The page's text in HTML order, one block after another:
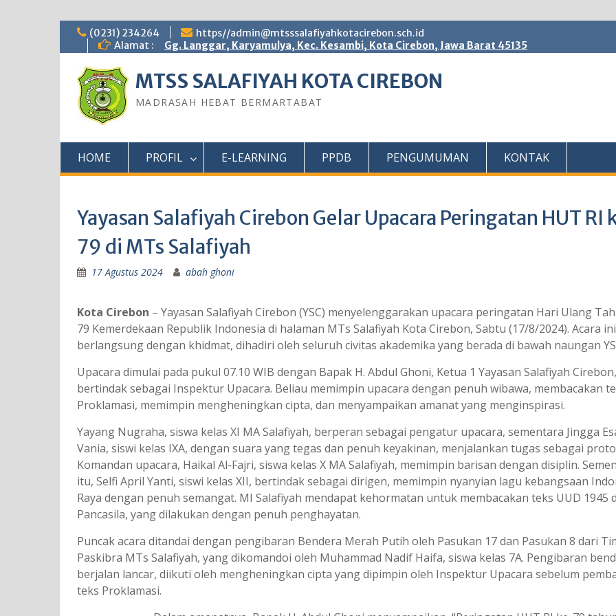
Skip
content
(0231) 234264
https//admin@mtsssalafiyahkotacirebon.sch.id
Alamat :
Gg. Langgar, Karyamulya, Kec. Kesambi, Kota Cirebon, Jawa Barat 45135
MTSS SALAFIYAH KOTA CIREBON
MADRASAH HEBAT BERMARTABAT
HOME PROFIL E-LEARNING PPDB PENGUMUMAN KONTAK
Yayasan Salafiyah Cirebon Gelar Upacara Peringatan HUT RI
79 di MTs Salafiyah
17 Agustus 2024 abah ghoni
Kota Cirebon – Yayasan Salafiyah Cirebon (YSC) menyelenggarakan upacara peringatan Hari Ulang
79 Kemerdekaan Republik Indonesia di halaman MTs Salafiyah Kota Cirebon, Sabtu (17/8/2024). Acara ini
berlangsung dengan khidmat, dihadiri oleh seluruh civitas akademika yang berada di bawah naungan
Upacara dimulai pada pukul 07.10 WIB dengan Bapak H. Abdul Ghoni, Ketua 1 Yayasan Salafiyah Cirebon,
bertindak sebagai Inspektur Upacara. Beliau memimpin upacara dengan penuh wibawa, membacakan
Proklamasi, memimpin mengheningkan cipta, dan menyampaikan amanat yang menginspirasi.
Yayang Nugraha, siswa kelas XI MA Salafiyah, berperan sebagai pengatur upacara, sementara Jingga
Vania, siswi kelas IXA, dengan suara yang tegas dan penuh keyakinan, menjalankan tugas sebagai
Komandan upacara, Haikal Al-Fajri, siswa kelas X MA Salafiyah, memimpin barisan dengan disiplin.
itu, Selfi April Yanti, siswi kelas XII, bertindak sebagai dirigen, memimpin nyanyian lagu kebangsaan
Raya dengan penuh semangat. MI Salafiyah mendapat kehormatan untuk membacakan teks UUD 1945
Pancasila, yang dilakukan dengan penuh penghayatan.
Puncak acara ditandai dengan pengibaran Bendera Merah Putih oleh Pasukan 17 dan Pasukan 8 dari
Paskibra MTs Salafiyah, yang dikomandoi oleh Muhammad Nadif Haifa, siswa kelas 7A. Pengibaran
berjalan lancar, diikuti oleh mengheningkan cipta yang dipimpin oleh Inspektur Upacara sebelum
teks Proklamasi.